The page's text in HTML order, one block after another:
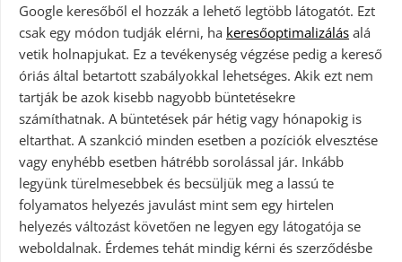
Google keresőből el hozzák a lehető legtöbb látogatót. Ezt
csak egy módon tudják elérni, ha keresőoptimalizálás alá
vetik holnapjukat. Ez a tevékenység végzése pedig a kereső
óriás által betartott szabályokkal lehetséges. Akik ezt nem
tartják be azok kisebb nagyobb büntetésekre
számíthatnak. A büntetések pár hétig vagy hónapokig is
eltarthat. A szankció minden esetben a pozíciók elvesztése
vagy enyhébb esetben hátrébb sorolással jár. Inkább
legyünk türelmesebbek és becsüljük meg a lassú te
folyamatos helyezés javulást mint sem egy hirtelen
helyezés változást követően ne legyen egy látogatója se
weboldalnak. Érdemes tehát mindig kérni és szerződésbe